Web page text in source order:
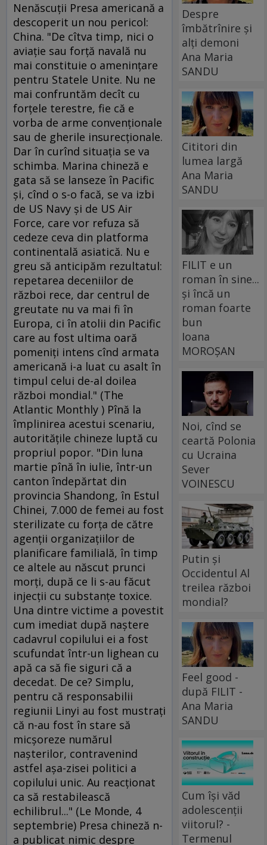
Nenăscuţii Presa americană a
descoperit un nou pericol:
China. "De cîtva timp, nici o
aviaţie sau forţă navală nu
mai constituie o ameninţare
pentru Statele Unite. Nu ne
mai confruntăm decît cu
forţele terestre, fie că e
vorba de arme convenţionale
sau de gherile insurecţionale.
Dar în curînd situaţia se va
schimba. Marina chineză e
gata să se lanseze în Pacific
şi, cînd o s-o facă, se va izbi
de US Navy şi de US Air
Force, care vor refuza să
cedeze ceva din platforma
continentală asiatică. Nu e
greu să anticipăm rezultatul:
repetarea deceniilor de
război rece, dar centrul de
greutate nu va mai fi în
Europa, ci în atolii din Pacific
care au fost ultima oară
pomeniţi intens cînd armata
americană i-a luat cu asalt în
timpul celui de-al doilea
război mondial." (The
Atlantic Monthly ) Pînă la
împlinirea acestui scenariu,
autorităţile chineze luptă cu
propriul popor. "Din luna
martie pînă în iulie, într-un
canton îndepărtat din
provincia Shandong, în Estul
Chinei, 7.000 de femei au fost
sterilizate cu forţa de către
agenţii organizaţiilor de
planificare familială, în timp
ce altele au născut prunci
morţi, după ce li s-au făcut
injecţii cu substanţe toxice.
Una dintre victime a povestit
cum imediat după naştere
cadavrul copilului ei a fost
scufundat într-un lighean cu
apă ca să fie siguri că a
decedat. De ce? Simplu,
pentru că responsabilii
regiunii Linyi au fost mustraţi
că n-au fost în stare să
micşoreze numărul
naşterilor, contravenind
astfel aşa-zisei politici a
copilului unic. Au reacţionat
ca să restabilească
echilibrul..." (Le Monde, 4
septembrie) Presa chineză n-
a publicat nimic despre
Despre
îmbătrînire și
alți demoni
Ana Maria
SANDU
Cititori din
lumea largă
Ana Maria
SANDU
FILIT e un
roman în sine...
și încă un
roman foarte
bun
Ioana
MOROȘAN
Noi, cînd se
ceartă Polonia
cu Ucraina
Sever
VOINESCU
Putin și
Occidentul Al
treilea război
mondial?
Feel good -
după FILIT -
Ana Maria
SANDU
Cum își văd
adolescenții
viitorul? -
Termenul